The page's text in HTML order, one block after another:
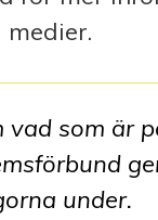
vad som är
under.